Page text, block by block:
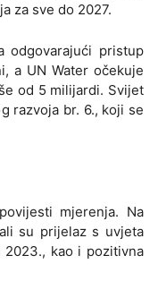
za sve do 2027.
odgovarajući pristup
a UN Water očekuje
od 5 milijardi. Svijet
razvoja br. 6., koji se
mjerenja. Na
su prijelaz s uvjeta
2023., kao i pozitivna